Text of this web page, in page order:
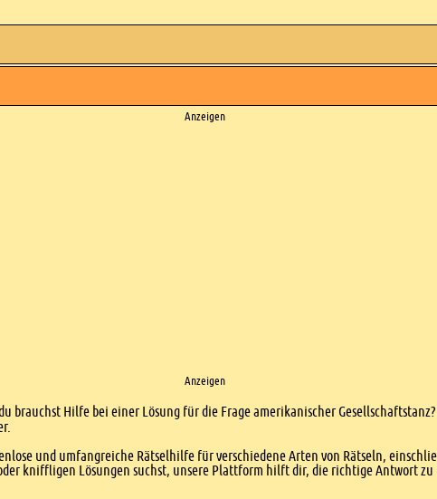
Anzeigen
Anzeigen
brauchst Hilfe bei einer Lösung für die Frage amerikanischer
und umfangreiche Rätselhilfe für verschiedene Arten von Rätseln,
kniffligen Lösungen suchst, unsere Plattform hilft dir, die richtige Antwort